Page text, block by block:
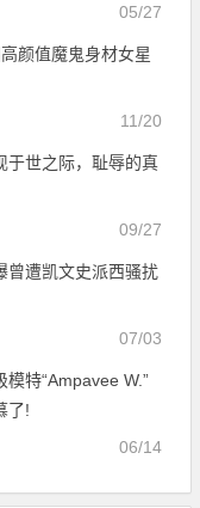
05/27
颜值魔鬼身材女星
11/20
于世之际，耻辱的真
09/27
曾遭凯文史派西骚扰
07/03
模特“Ampavee W.”
了!
06/14